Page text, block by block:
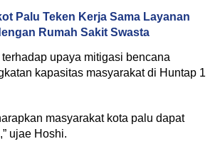
Palu Teken Kerja Sama Layanan
Rumah Sakit Swasta
upaya mitigasi bencana
kapasitas masyarakat di Huntap 1
masyarakat kota palu dapat
ujae Hoshi.